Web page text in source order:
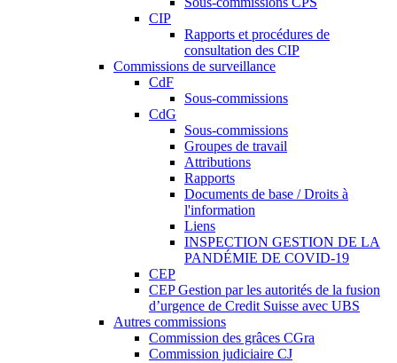
CIP
Rapports et procédures de
consultation des CIP
Commissions de surveillance
CdF
Sous-commissions
CdG
Sous-commissions
Groupes de travail
Attributions
Rapports
Documents de base / Droits à
l'information
Liens
INSPECTION GESTION DE LA
PANDÉMIE DE COVID-19
CEP
CEP Gestion par les autorités de la fusion
d’urgence de Credit Suisse avec UBS
Autres commissions
Commission des grâces CGra
Commission judiciaire CJ